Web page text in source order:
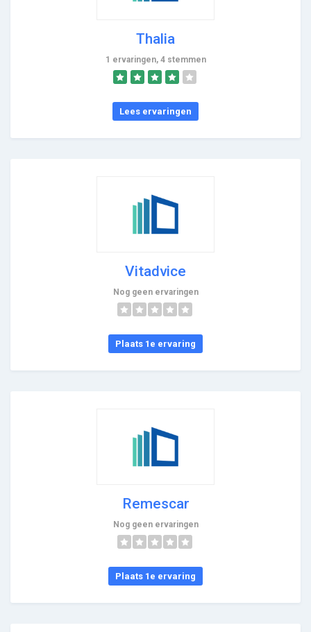
Thalia
1 ervaringen, 4 stemmen
Lees ervaringen
Vitadvice
Nog geen ervaringen
Plaats 1e ervaring
Remescar
Nog geen ervaringen
Plaats 1e ervaring